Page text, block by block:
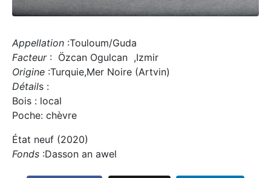
Appellation :Touloum/Guda
Facteur: Özcan Ogulcan ,Izmir
Origine :Turquie,Mer Noire (Artvin)
Détails :
Bois : local
Poche: chèvre
État neuf (2020)
Fonds :Dasson an awel